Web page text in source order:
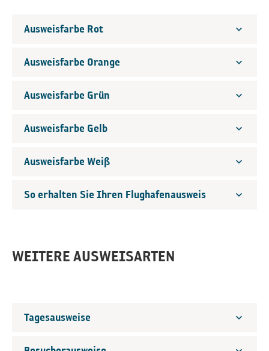
Ausweisfarbe Rot
Ausweisfarbe Orange
Ausweisfarbe Grün
Ausweisfarbe Gelb
Ausweisfarbe Weiß
So erhalten Sie Ihren Flughafenausweis
WEITERE AUSWEISARTEN
Tagesausweise